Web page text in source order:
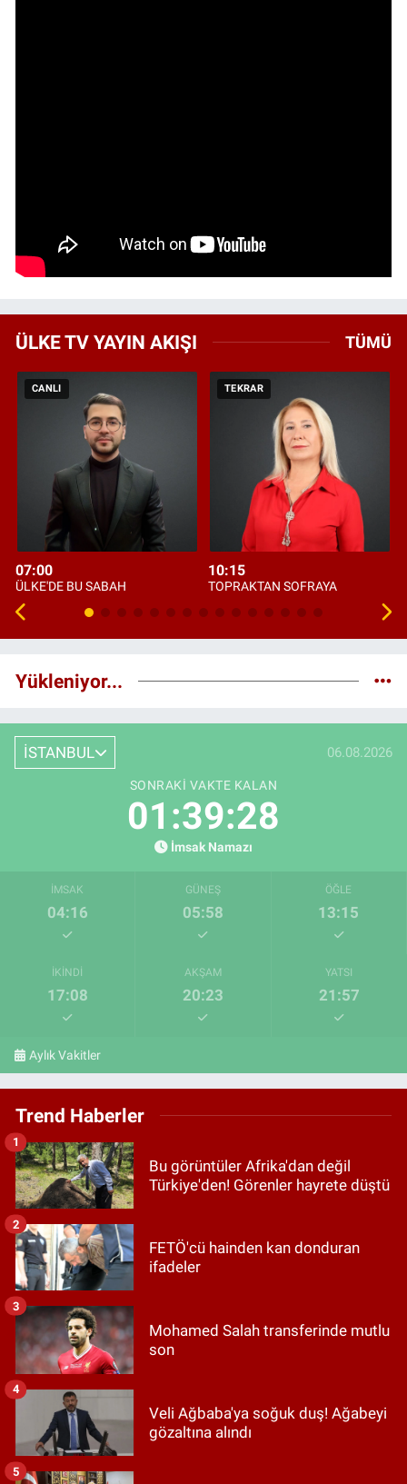
ÜLKE TV YAYIN AKIŞI TÜMÜ
CANLI
07:00
ÜLKE'DE BU SABAH
TEKRAR
10:15
TOPRAKTAN SOFRAYA
Yükleniyor...
İSTANBUL 06.08.2026
SONRAKI VAKTE KALAN
01:39:27
İmsak Namazı
İMSAK
04:16
GÜNEŞ
05:58
ÖĞLE
13:15
İKINDI
17:08
AKŞAM
20:23
YATSI
21:57
Aylık Vakitler
Trend Haberler
Bu görüntüler Afrika'dan değil
Türkiye'den! Görenler hayrete düştü
1
FETÖ'cü hainden kan donduran
ifadeler
2
Mohamed Salah transferinde mutlu
son
3
Veli Ağbaba'ya soğuk duş! Ağabeyi
gözaltına alındı
4
5